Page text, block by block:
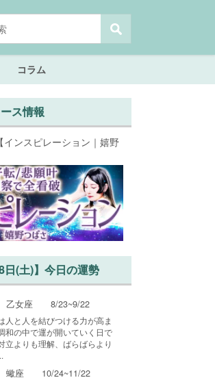
コラム
ス情報
【インスピレーション｜嬉野
日(土)】今日の運勢
乙女座 8/23~9/22
人と人を結びつける力が高ま
和の中で運が開いていく日で
立よりも理解、ばらばらより
蠍座 10/24~11/22